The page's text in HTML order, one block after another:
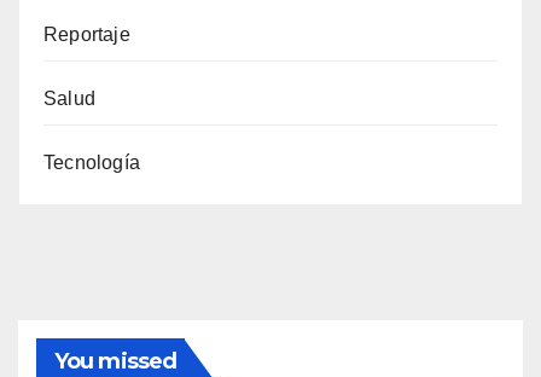
Reportaje
Salud
Tecnología
You missed